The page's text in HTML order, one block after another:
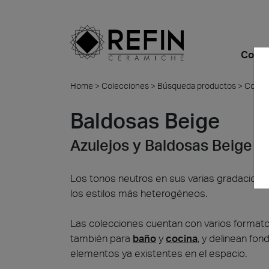
Destinos de uso
Colores
Formatos
Todas las colecciones
¿Por qué elegir
cerámica?
Residencial
Comercios
Bares y Restaurantes
Oficinas y Local de
Exposición
Hospitality
Large Slabs
Azulejos Gruesos a
Medida
Guía a la colocación
Certificaciones
Ficha de Datos de
Seguridad
Explorations
Metamorphoses by
Glint by Quayola 2024
Refin Experience
Sostenibilidad
Made in Italy
Dónde estamos
Contáctanos
Home > Colecciones > Búsqueda productos > Colores
Baldosas Beige
Azulejos y Baldosas Beige
Los tonos neutros en sus varias
los estilos más heterogéneos.
Las colecciones cuentan con varios
también para bañoy cocina, y delinean
elementos ya existentes en el espacio.